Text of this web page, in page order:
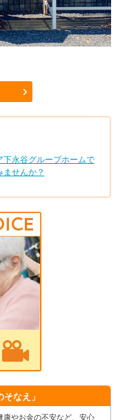
下永谷グループホームで
せんか？
そなえ」
康やお金の不安など、安心